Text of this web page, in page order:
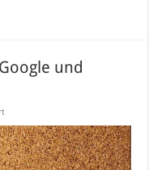
und
für
Unterschied
zwischen
Google
und